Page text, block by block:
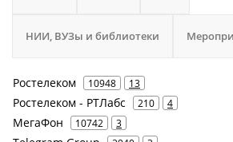
НИИ, ВУЗы и библиотеки
Ростелеком 10948 13
Ростелеком - РТЛабс 210 4
МегаФон 10742 3